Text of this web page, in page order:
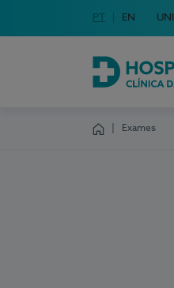
Escolha o seu
Idioma em
PT English
EN
Hospital da
Exames